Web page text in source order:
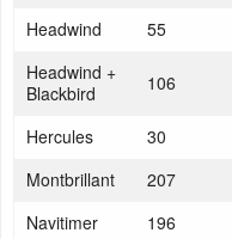
Headwind 55
Headwind +
Blackbird
106
Hercules 30
Montbrillant
207
Navitimer
196